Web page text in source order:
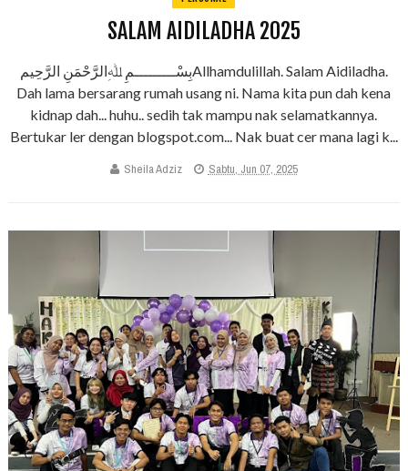
SALAM AIDILADHA 2025
بِسْـــــــــمِ ﷲِالرَّحْمَنِ الرَّحِيمAllhamdulillah. Salam Aidiladha.
Dah lama bersarang rumah usang ni. Nama kita pun dah kena
kidnap dah... huhu.. sedih tak mampu nak selamatkannya.
Bertukar ler dengan blogspot.com... Nak buat cer mana lagi k...
Sheila Adziz Sabtu, Jun 07, 2025